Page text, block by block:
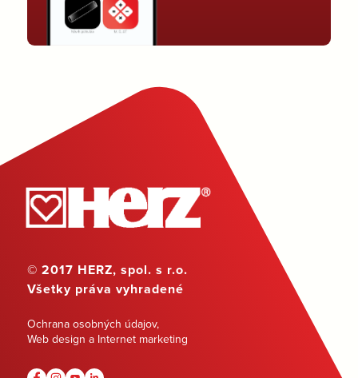
© 2017 HERZ, spol. s r.o.
Všetky práva vyhradené
Ochrana osobných údajov,
Web design a Internet marketing